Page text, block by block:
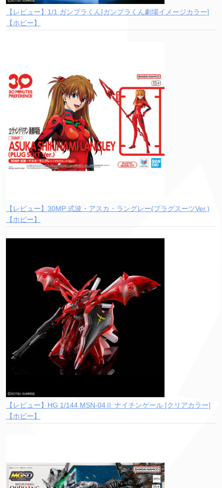
【レビュー】1/1 ガンプラくん[ガンプラくん劇場イメージカラー]
【ホビー】
【レビュー】30MP 式波・アスカ・ラングレー(プラグスーツVer.)
【ホビー】
【レビュー】HG 1/144 MSN-04Ⅱ ナイチンゲール [クリアカラー]
【ホビー】